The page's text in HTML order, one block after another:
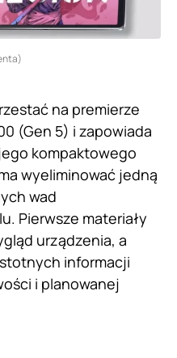
na premierze
(Gen 5) i zapowiada
kompaktowego
wyeliminować jedną
wad
Pierwsze materiały
urządzenia, a
informacji
i planowanej